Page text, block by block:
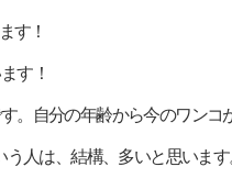
す！
す！
。自分の年齢から今のワン
人は、結構、多いと思います